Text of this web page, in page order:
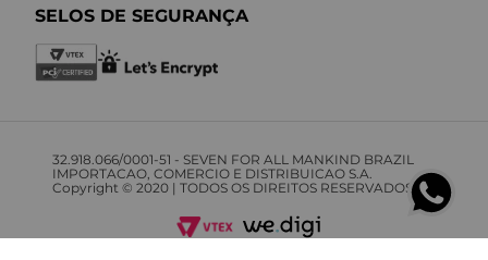
SELOS DE SEGURANÇA
32.918.066/0001-51 - SEVEN FOR ALL MANKIND BRAZIL
IMPORTACAO, COMERCIO E DISTRIBUICAO S.A.
Copyright © 2020 | TODOS OS DIREITOS RESERVADOS.